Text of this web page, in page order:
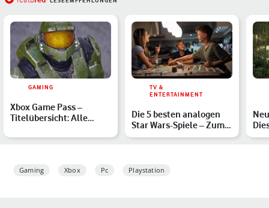
GAMING
Xbox Game Pass –
Titelübersicht: Alle
März …
TV &
ENTERTAINMENT
Die 5 besten analogen
Star Wars-Spiele – Zum
Start von Star Wars …
Gaming Xbox Pc Playstation